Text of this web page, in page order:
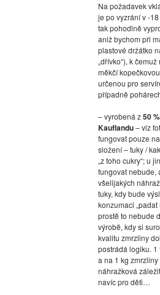
Na požadavek
je po vyzrání v -
tak pohodlně
aniž bychom při
plastové držátko
„dřívko“), k
měkčí
určenou pro
případně
– vyrobená z50
Kauflandu– viz
fungovat pouze
složení – tuky /
„z toho cukry“; u
fungovat nebude,
všelijakých
tuky, kdy bude
konzumaci
prostě to nebude
výrobě, kdy si
kvalitu zmrzliny
postrádá logiku. 1
a na 1 kg
náhražková
navíc pro děti…